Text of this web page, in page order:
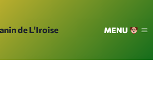
de L'Iroise MENU